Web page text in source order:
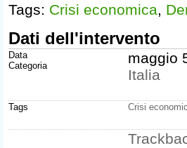
Tags: Crisi economica,
Dati dell'intervento
Data
Categoria
maggio
Italia
Tags Crisi